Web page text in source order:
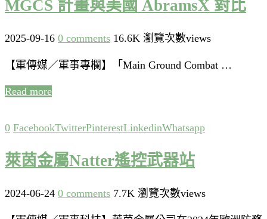
MGCS 計畫與美國 AbramsX 對比
2025-09-16 0 comments 16.6K 瀏覽次數views
【軍傳媒／軍事專欄】「Main Ground Combat …
Read more
0 FacebookTwitterPinterestLinkedinWhatsapp
萊茵金屬Natter遙控武器站
2024-06-24 0 comments 7.7K 瀏覽次數views